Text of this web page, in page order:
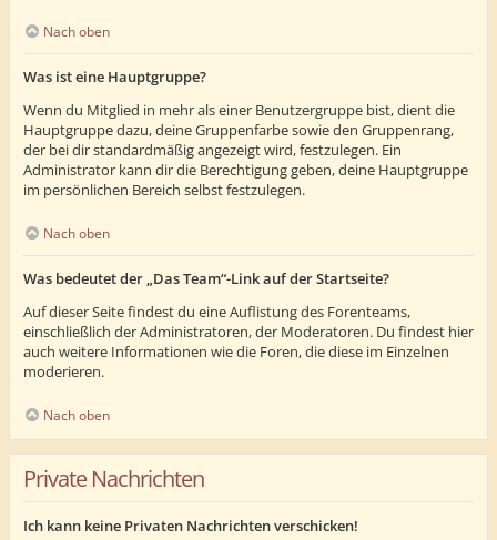
Nach oben
Was ist eine Hauptgruppe?
Wenn du Mitglied in mehr als einer Benutzergruppe bist, dient die
Hauptgruppe dazu, deine Gruppenfarbe sowie den Gruppenrang,
der bei dir standardmäßig angezeigt wird, festzulegen. Ein
Administrator kann dir die Berechtigung geben, deine Hauptgruppe
im persönlichen Bereich selbst festzulegen.
Nach oben
Was bedeutet der „Das Team“-Link auf der Startseite?
Auf dieser Seite findest du eine Auflistung des Forenteams,
einschließlich der Administratoren, der Moderatoren. Du findest hier
auch weitere Informationen wie die Foren, die diese im Einzelnen
moderieren.
Nach oben
Private Nachrichten
Ich kann keine Privaten Nachrichten verschicken!